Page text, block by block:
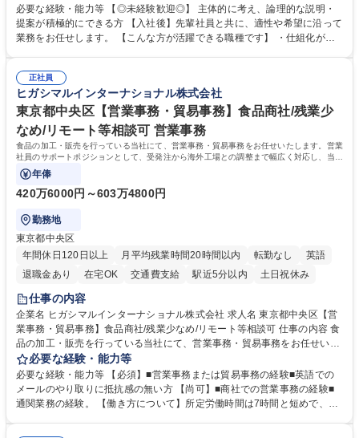
や成長に貢献している部署です。 会社の全メンバーが安心して長く成果を
発揮できる環境を整えるために、毎日のメンテナンスや維持管理に加え、
新たな施策検討を積極的に行っていただき、会社全体を巻き込み課題解決
幅広い業務の体得が可能で、多様なキャリアパスを描くことも可能です。
募集職種 【総務】未経験歓迎◎/リモート可/世界で唯一の事業/福利厚生◎/
再雇用有
必要な経験・能力等 【◎未経験歓迎◎】 主体的に考え、論理的な説明・
提案が積極的にできる方 【入社後】先輩社員と共に、適性や希望に沿って
業務をお任せします。 【こんな方が活躍できる職種です】 ・仕組化が好
対処できる・新しいことに興味関心がある 【魅力】■自己啓発支援：資格
取得や通信教育など費用の80%（年間25万円まで）を補助 ■住宅手当：家
賃の50%（月額7万円まで）を補助 学歴・資格 学歴：大学院 大学 語学
力： 資格：
正社員
ヒガシマルインターナショナル株式会社
東京都中央区【営業事務・貿易事務】食品商社/残業少
なめ/リモート等相談可 営業事務
食品の加工・販売を行っている当社にて、営業事務・貿易事務をお任せいたします。営業
社員のサポートポジションとして、受発注から海外工場との調整まで幅広く対応し、当社
事業の根幹を支えていただきます。
年俸
420万6000円～603万4800円
勤務地
東京都中央区
年間休日120日以上
月平均残業時間20時間以内 転勤なし
英語
退職金あり
在宅OK 交通費支給 駅近5分以内 土日祝休み
仕事の内容
企業名 ヒガシマルインターナショナル株式会社 求人名 東京都中央区【営
業事務・貿易事務】食品商社/残業少なめ/リモート等相談可 仕事の内容 食
品の加工・販売を行っている当社にて、営業事務・貿易事務をお任せいた
します。営業社員のサポートポジションとして、受発注から海外工場との
調整まで幅広く対応し、当社事業の根幹を支えていただきます。 ■受発注
業務、請求書発行 ■海外工場とのスケジュール調整 ■在庫管理 ■輸入書類
の確認・作成 ■配送手配 ■通関業者を通して行う輸出入業全般 ■倉庫との
必要な経験・能力等
必要な経験・能力等 【必須】■営業事務または貿易事務の経験■英語での
メールのやり取りに抵抗感の無い方 【尚可】■商社での営業事務の経験■
通関業務の経験。 【働き方について】所定労働時間は7時間と短めで、残